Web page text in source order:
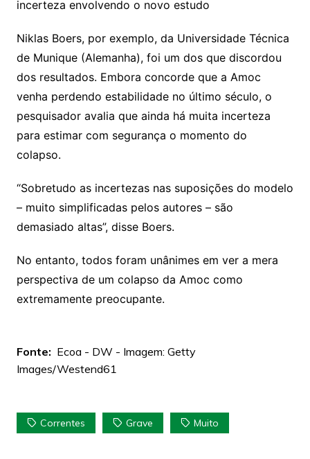
incerteza envolvendo o novo estudo
Niklas Boers, por exemplo, da Universidade Técnica
de Munique (Alemanha), foi um dos que discordou
dos resultados. Embora concorde que a Amoc
venha perdendo estabilidade no último século, o
pesquisador avalia que ainda há muita incerteza
para estimar com segurança o momento do
colapso.
“Sobretudo as incertezas nas suposições do modelo
– muito simplificadas pelos autores – são
demasiado altas”, disse Boers.
No entanto, todos foram unânimes em ver a mera
perspectiva de um colapso da Amoc como
extremamente preocupante.
Fonte: Ecoa - DW - Imagem: Getty
Images/Westend61
Correntes Grave Muito